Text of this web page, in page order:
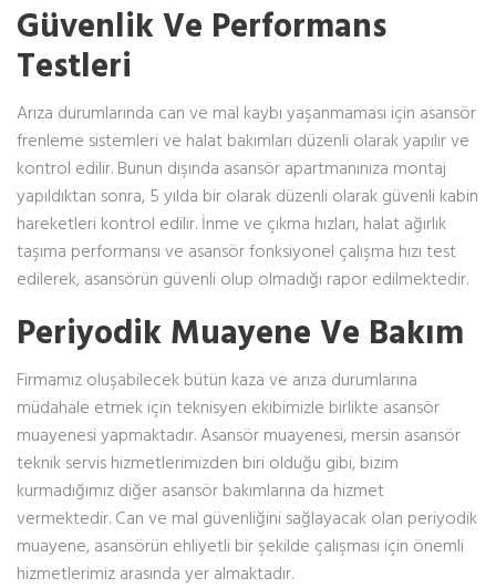
Güvenlik Ve Performans
Testleri
Arıza durumlarında can ve mal kaybı yaşanmaması için asansör
frenleme sistemleri ve halat bakımları düzenli olarak yapılır ve
kontrol edilir. Bunun dışında asansör apartmanınıza montaj
yapıldıktan sonra, 5 yılda bir olarak düzenli olarak güvenli kabin
hareketleri kontrol edilir. İnme ve çıkma hızları, halat ağırlık
taşıma performansı ve asansör fonksiyonel çalışma hızı test
edilerek, asansörün güvenli olup olmadığı rapor edilmektedir.
Periyodik Muayene Ve Bakım
Firmamız oluşabilecek bütün kaza ve arıza durumlarına
müdahale etmek için teknisyen ekibimizle birlikte asansör
muayenesi yapmaktadır. Asansör muayenesi, mersin asansör
teknik servis hizmetlerimizden biri olduğu gibi, bizim
kurmadığımız diğer asansör bakımlarına da hizmet
vermektedir. Can ve mal güvenliğini sağlayacak olan periyodik
muayene, asansörün ehliyetli bir şekilde çalışması için önemli
hizmetlerimiz arasında yer almaktadır.